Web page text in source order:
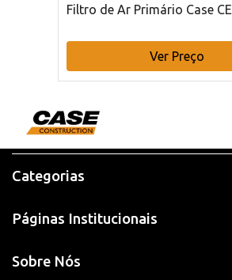
Filtro de Ar Primário Case CE
Ver Preço
Categorias
Páginas Institucionais
Sobre Nós